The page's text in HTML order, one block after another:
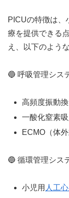
PICUの特徴は、
療を提供できる
え、以下のよう
🔵 呼吸管理シス
高頻度振動
一酸化窒素
ECMO（体
🔵 循環管理シス
小児用 人工